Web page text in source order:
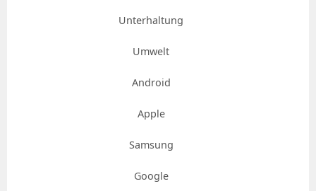
Unterhaltung
Umwelt
Android
Apple
Samsung
Google